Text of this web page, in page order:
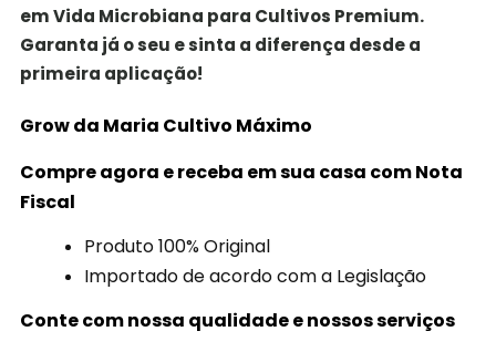
em Vida Microbiana para Cultivos Premium.
Garanta já o seu e sinta a diferença desde a
primeira aplicação!
Grow da Maria Cultivo Máximo
Compre agora e receba em sua casa com Nota
Fiscal
Produto 100% Original
Importado de acordo com a Legislação
Conte com nossa qualidade e nossos serviços